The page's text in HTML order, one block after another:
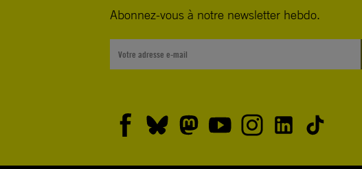
plus de 4 000 personnes. Cependant, de nombreuses
personnes détenues illégalement, notamment des défenseurs
des droits humains et des personnes en détention provisoire
Dans beaucoup de prisons égyptiennes, les conditions sont
inhumaines : surpeuplement, insalubrité et mauvaise ventilation.
Abonnez-vous à notre newsletter hebdo.